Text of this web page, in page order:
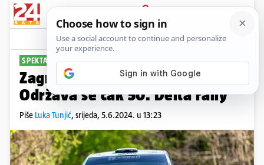
PRIJAVA
Sport Komentari
SPEKTAKL NA KOTAČIMA
Zagreb čeka oktanski spektakl:
Održava se čak 50. Delta rally
Piše Luka Tunjić, srijeda, 5.6.2024. u 13:23